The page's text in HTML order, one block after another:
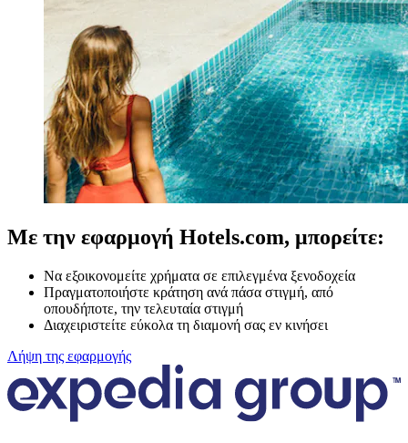
Με την εφαρμογή Hotels.com, μπορείτε:
Να εξοικονομείτε χρήματα σε επιλεγμένα ξενοδοχεία
Πραγματοποιήστε κράτηση ανά πάσα στιγμή, από
οπουδήποτε, την τελευταία στιγμή
Διαχειριστείτε εύκολα τη διαμονή σας εν κινήσει
Λήψη της εφαρμογής